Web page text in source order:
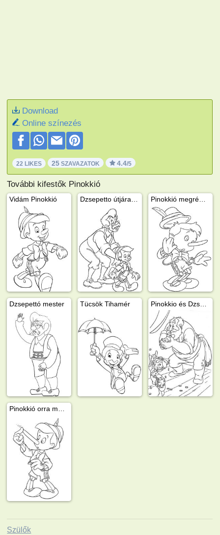
Download
Online színezés
22 LIKES 25 SZAVAZATOK 4.4/5
További kifestők Pinokkió
Vidám Pinokkió
Dzsepettó mester Tücsök Tihamér
Szülők